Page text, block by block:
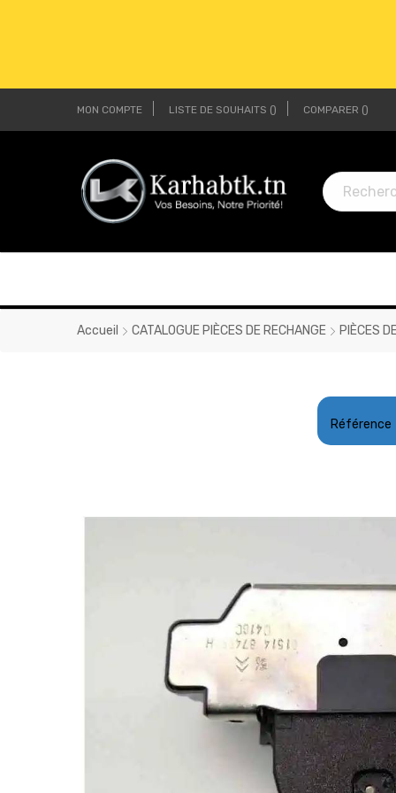
MON COMPTE LISTE DE SOUHAITS COMPARER
Accueil CATALOGUE PIÈCES DE RECHANGE PIÈCES
Référence